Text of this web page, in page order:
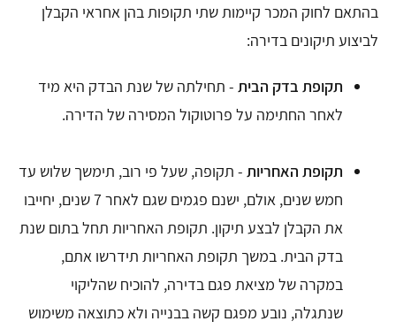
בהתאם לחוק המכר קיימות שתי תקופות בהן אחראי הקבלן
לביצוע תיקונים בדירה:
תקופת בדק הבית - תחילתה של שנת הבדק היא מיד
לאחר החתימה על פרוטוקול המסירה של הדירה.
תקופת האחריות - תקופה, שעל פי רוב, תימשך שלוש עד
חמש שנים, אולם, ישנם פגמים שגם לאחר 7 שנים, יחייבו
את הקבלן לבצע תיקון. תקופת האחריות תחל בתום שנת
בדק הבית. במשך תקופת האחריות תידרשו אתם,
במקרה של מציאת פגם בדירה, להוכיח שהליקוי
שנתגלה, נובע מפגם קשה בבנייה ולא כתוצאה משימוש